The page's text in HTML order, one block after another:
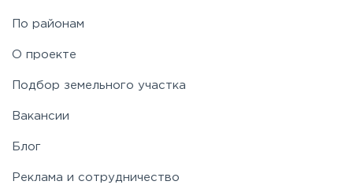
По районам
О проекте
Подбор земельного участка
Вакансии
Блог
Реклама и сотрудничество